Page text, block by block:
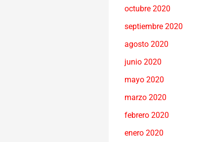
octubre 2020
septiembre 2020
agosto 2020
junio 2020
mayo 2020
marzo 2020
febrero 2020
enero 2020